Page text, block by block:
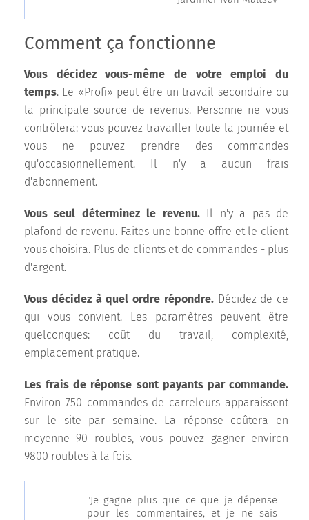
Comment ça fonctionne
Vous décidez vous-même de votre emploi du
temps. Le «Profi» peut être un travail secondaire ou
la principale source de revenus. Personne ne vous
contrôlera: vous pouvez travailler toute la journée et
vous ne pouvez prendre des commandes
qu'occasionnellement. Il n'y a aucun frais
d'abonnement.
Vous seul déterminez le revenu.Il n'y a pas de
plafond de revenu. Faites une bonne offre et le client
vous choisira. Plus de clients et de commandes - plus
d'argent.
Vous décidez à quel ordre répondre.Décidez de ce
qui vous convient. Les paramètres peuvent être
quelconques: coût du travail, complexité,
emplacement pratique.
Les frais de réponse sont payants par commande.
Environ 750 commandes de carreleurs apparaissent
sur le site par semaine. La réponse coûtera en
moyenne 90 roubles, vous pouvez gagner environ
9800 roubles à la fois.
"Je gagne plus que ce que je dépense
pour les commentaires, et je ne sais